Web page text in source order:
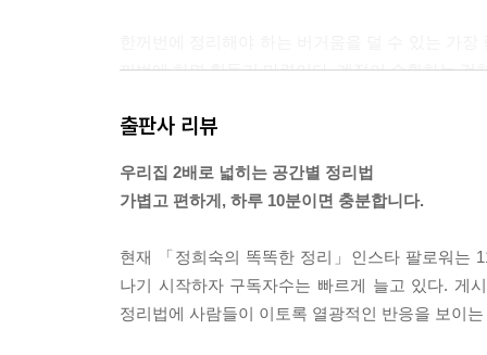
꺼번에 하면 힘들기 마련이다. 계절이 순환하는
자. 계절에 따라 정리를 하지 않으면 버려지는 물
---「계절에 맞춰 정리해야 하는 이유」 중에서
아픈 기억도 떠오를 것이다. 어떤 물건은 눈앞에
물건은 과거로 보내고, 사용할 수 있는 물건은 현
재’의 삶을 살 수 있게 될 것이다.
출판사 리뷰
우리집 2배로 넓히는 공간별 정리법
가볍고 편하게, 하루 10분이면 충분합니다.
현재 「정희숙의 똑똑한 정리」인스타 팔로워는
나기 시작하자 구독자수는 빠르게 늘고 있다. 게
정리법에 사람들이 이토록 열광적인 반응을 보이